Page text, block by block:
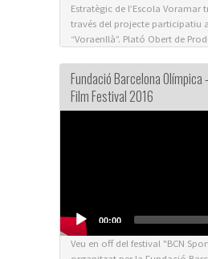
Estratègic de l’Escola Voramar
través del projecte participatiu
“Voraenllà”. Plató Obert de
Fundació Barcelona Olímpica
Film Festival 2016
00:00
Veu en off del festival "BCN